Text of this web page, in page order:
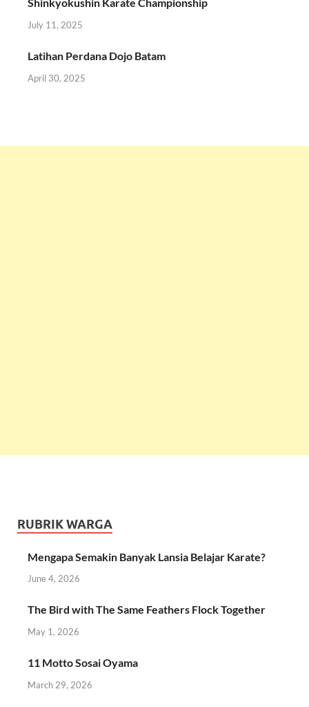
July 11, 2025
Latihan Perdana Dojo Batam
April 30, 2025
RUBRIK WARGA
Mengapa Semakin Banyak Lansia Belajar Karate?
June 4, 2026
The Bird with The Same Feathers Flock Together
May 1, 2026
11 Motto Sosai Oyama
March 29, 2026